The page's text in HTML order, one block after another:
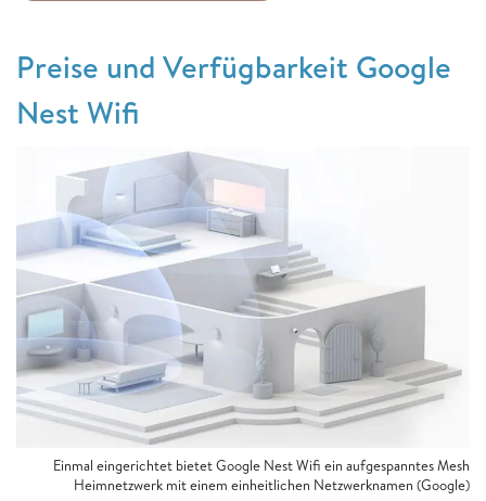
Preise und Verfügbarkeit Google
Nest Wifi
Einmal eingerichtet bietet Google Nest Wifi ein aufgespanntes Mesh
Heimnetzwerk mit einem einheitlichen Netzwerknamen (Google)